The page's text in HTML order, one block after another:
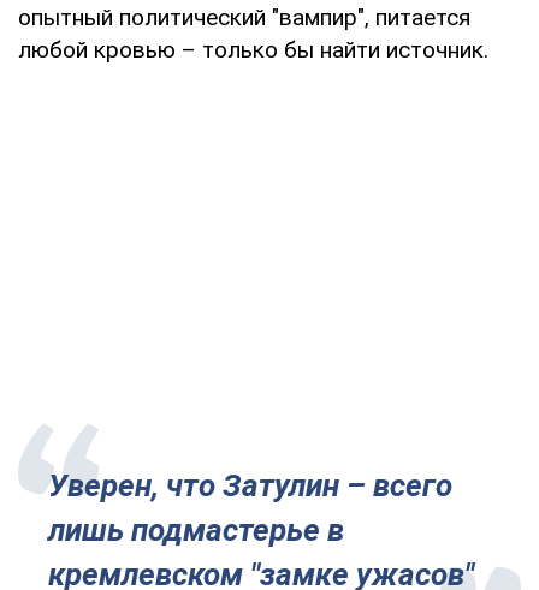
опытный политический "вампир", питается
любой кровью – только бы найти источник.
Уверен, что Затулин – всего
лишь подмастерье в
кремлевском "замке ужасов"